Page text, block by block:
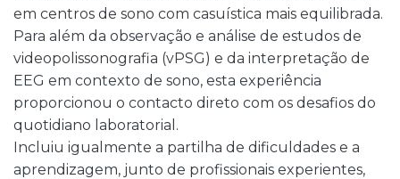
em centros de sono com casuística mais equilibrada.
Para além da observação e análise de estudos de
videopolissonografia (vPSG) e da interpretação de
EEG em contexto de sono, esta experiência
proporcionou o contacto direto com os desafios do
quotidiano laboratorial.
Incluiu igualmente a partilha de dificuldades e a
aprendizagem, junto de profissionais experientes,